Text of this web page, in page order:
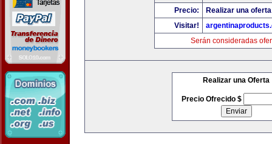
Precio:
Realizar una
Visitar!
Serán consideradas
Realizar una Oferta
Precio Ofrecido $